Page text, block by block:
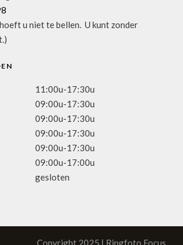
u niet te bellen. U kunt zonder
11:00u-17:30u
09:00u-17:30u
09:00u-17:30u
09:00u-17:30u
09:00u-17:30u
09:00u-17:00u
gesloten
Copyright 2025 | Ringfoto Focus